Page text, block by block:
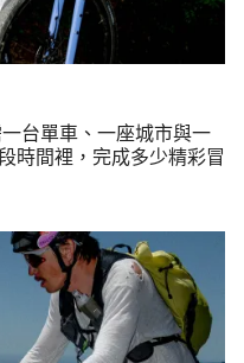
台單車、一座城市與一
時間裡，完成多少精彩冒